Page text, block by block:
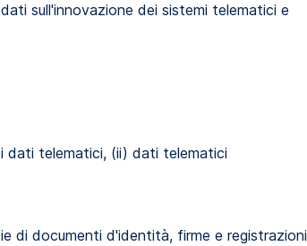
sull'innovazione dei sistemi telematici e
dati telematici, (ii) dati telematici
di documenti d'identità, firme e registrazioni